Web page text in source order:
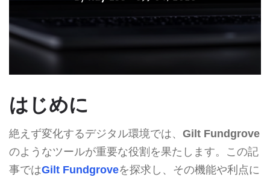
はじめに
絶えず変化するデジタル環境では、 Gilt Fundgrove
のようなツールが重要な役割を果たします。この記
事ではGilt Fundgroveを探求し、その機能や利点に